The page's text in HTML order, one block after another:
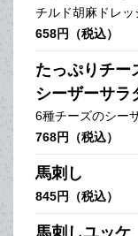
チルド胡麻ドレッ
658円（税込）
たっぷりチー
シーザーサラ
6種チーズのシー
768円（税込）
馬刺し
845円（税込）
馬刺しユッケ